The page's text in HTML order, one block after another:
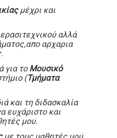
μέχρι και
αλλά
αρχαρια
για τοΜουσικό
(Τμήματα
και τη διδασκαλία
ευχάριστο και
μου.
με τους μαθητές μου